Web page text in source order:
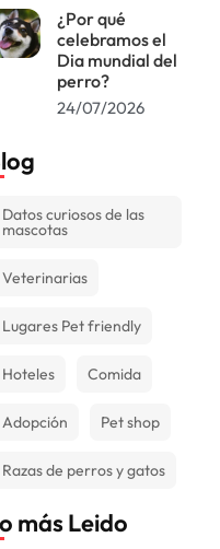
¿Por qué
celebramos el
Dia mundial del
perro?
24/07/2026
Datos curiosos de las
mascotas
Veterinarias
Lugares Pet friendly
Hoteles Comida
Adopción Pet shop
Razas de perros y gatos
más Leido